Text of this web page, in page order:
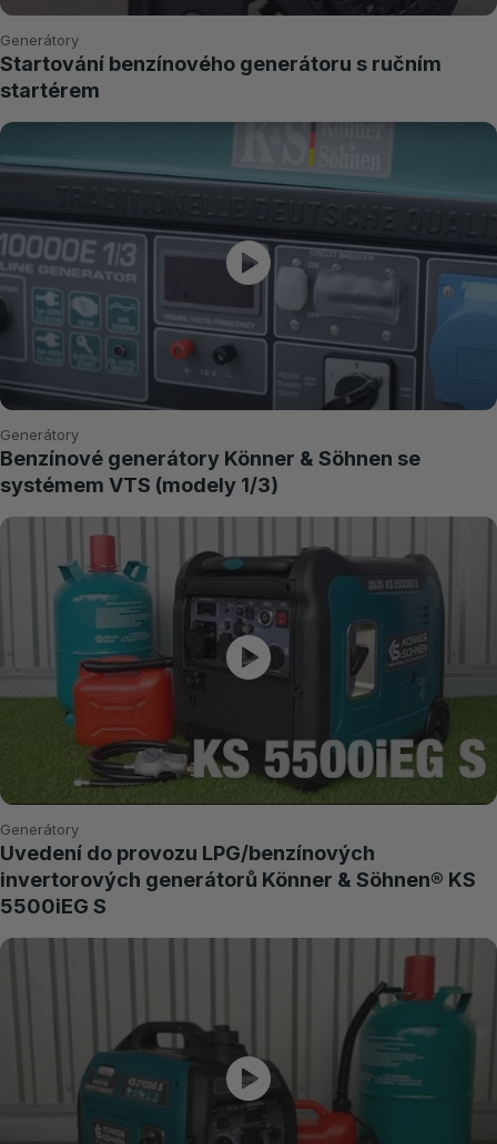
Generátory
Startování benzínového generátoru s ručním
startérem
Generátory
Benzínové generátory Könner & Söhnen se
systémem VTS (modely 1/3)
Generátory
Uvedení do provozu LPG/benzínových
invertorových generátorů Könner & Söhnen® KS
5500iEG S